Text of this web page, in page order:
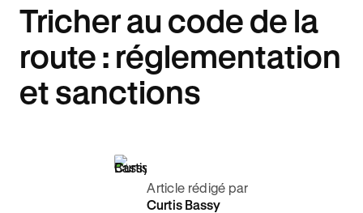
Tricher au code de la
route : réglementation
et sanctions
Article rédigé par
Curtis Bassy